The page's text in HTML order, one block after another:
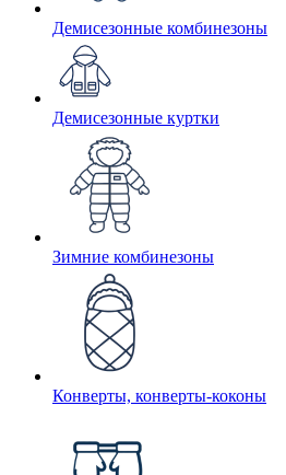
Демисезонные комбинезоны
Демисезонные куртки
Зимние комбинезоны
Конверты, конверты-коконы